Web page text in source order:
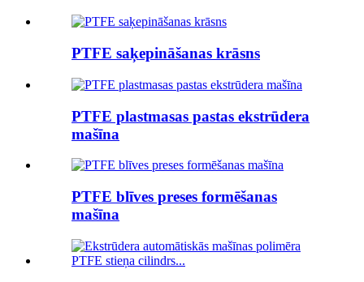
PTFE saķepināšanas krāsns
PTFE plastmasas pastas ekstrūdera
mašīna
PTFE blīves preses formēšanas
mašīna